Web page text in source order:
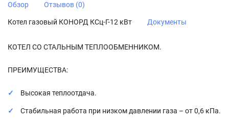
Обзор Отзывов (0)
Котел газовый КОНОРД КСц-Г-12 кВт Документы
КОТЕЛ СО СТАЛЬНЫМ ТЕПЛООБМЕННИКОМ.
ПРЕИМУЩЕСТВА:
Высокая теплоотдача.
Стабильная работа при низком давлении газа – от 0,6 кПа.